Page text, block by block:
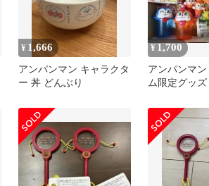
¥ 1,666
アンパンマン キャラクタ
ー 丼 どんぶり
¥ 1,700
アンパンマ
ム限定グッズ